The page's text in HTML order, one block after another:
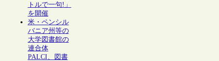
トルで一句!」
を開催
米・ペンシル
バニア州等の
大学図書館の
連合体
PALCI、図書